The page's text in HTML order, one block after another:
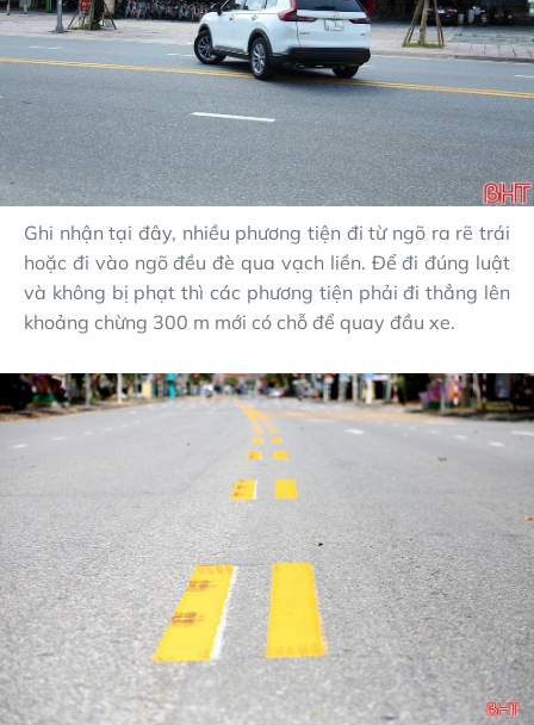
Ghi nhận tại đây, nhiều phương tiện đi từ ngõ ra rẽ trái
hoặc đi vào ngõ đều đè qua vạch liền. Để đi đúng luật
và không bị phạt thì các phương tiện phải đi thẳng lên
khoảng chừng 300 m mới có chỗ để quay đầu xe.